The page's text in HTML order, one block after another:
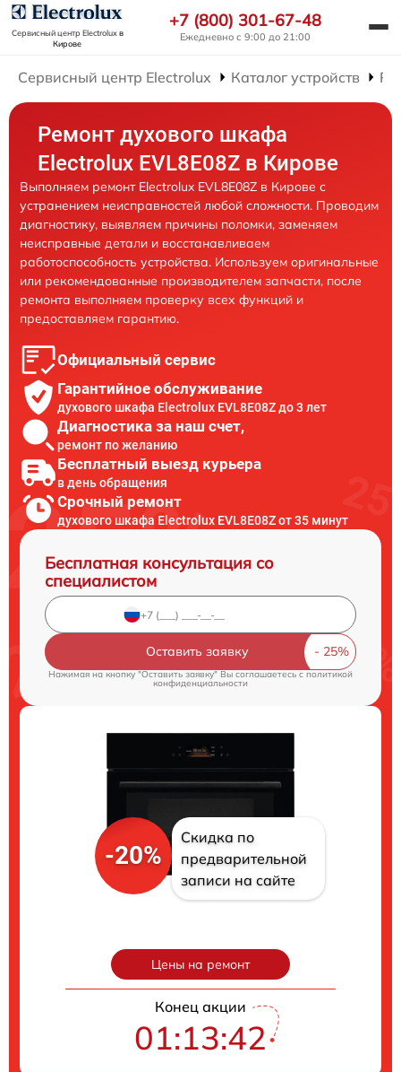
Сервисный центр Electroluxв
Кирове
+7 (800) 301-67-48
Ежедневно с 9:00 до 21:00
Сервисный центр Electrolux Каталог устройств
Ремонт духового шкафа
Electrolux EVL8E08Z в Кирове
Выполняем ремонт Electrolux EVL8E08Z в Кирове с
устранением неисправностей любой сложности. Проводим
диагностику, выявляем причины поломки, заменяем
неисправные детали и восстанавливаем
работоспособность устройства. Используем оригинальные
или рекомендованные производителем запчасти, после
ремонта выполняем проверку всех функций и
предоставляем гарантию.
Официальный сервис
Гарантийное обслуживание
духового шкафа Electrolux EVL8E08Z до 3 лет
Диагностика за наш счет,
ремонт по желанию
Бесплатный выезд курьера
в день обращения
Срочный ремонт
духового шкафа Electrolux EVL8E08Z от 35 минут
Бесплатная консультация со
специалистом
Оставить заявку
Нажимая на кнопку "Оставить заявку" Вы соглашаетесь c политикой
конфиденциальности
-20%
Скидка по
предварительной
записи на сайте
Цены на ремонт
Конец акции
01:13:41